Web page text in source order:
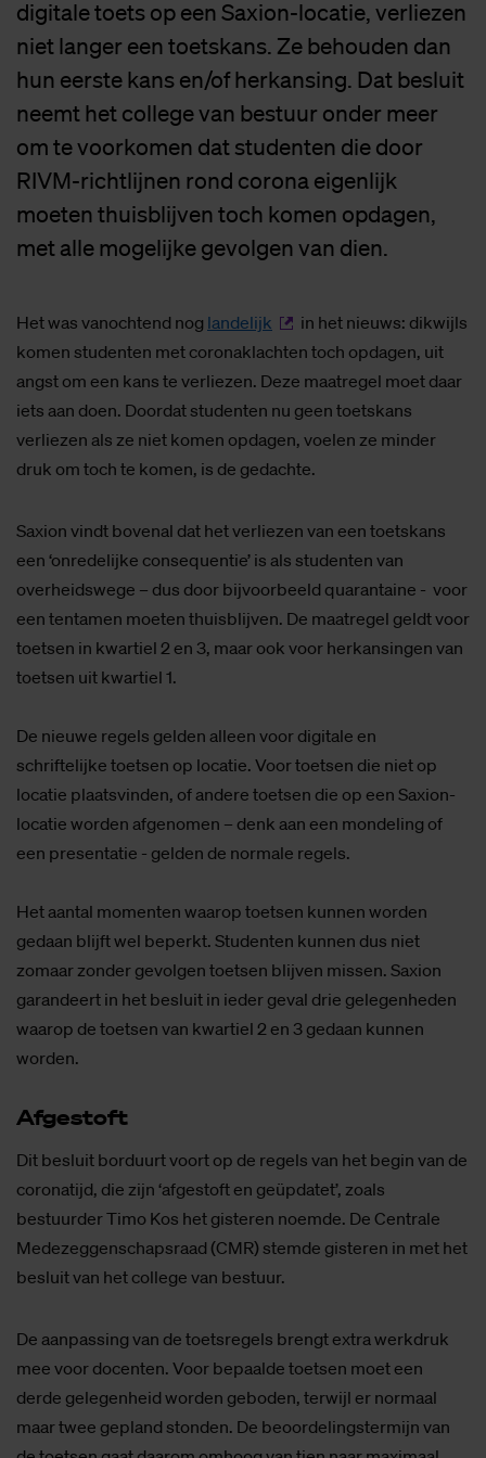
digitale toets op een Saxion-locatie, verliezen
niet langer een toetskans. Ze behouden dan
hun eerste kans en/of herkansing. Dat besluit
neemt het college van bestuur onder meer
om te voorkomen dat studenten die door
RIVM-richtlijnen rond corona eigenlijk
moeten thuisblijven toch komen opdagen,
met alle mogelijke gevolgen van dien.
Het was vanochtend nog landelijk
in het nieuws: dikwijls
komen studenten met coronaklachten toch opdagen, uit
angst om een kans te verliezen. Deze maatregel moet daar
iets aan doen. Doordat studenten nu geen toetskans
verliezen als ze niet komen opdagen, voelen ze minder
druk om toch te komen, is de gedachte.
Saxion vindt bovenal dat het verliezen van een toetskans
een ‘onredelijke consequentie’ is als studenten van
overheidswege – dus door bijvoorbeeld quarantaine - voor
een tentamen moeten thuisblijven. De maatregel geldt voor
toetsen in kwartiel 2 en 3, maar ook voor herkansingen van
toetsen uit kwartiel 1.
De nieuwe regels gelden alleen voor digitale en
schriftelijke toetsen op locatie. Voor toetsen die niet op
locatie plaatsvinden, of andere toetsen die op een Saxion-
locatie worden afgenomen – denk aan een mondeling of
een presentatie - gelden de normale regels.
Het aantal momenten waarop toetsen kunnen worden
gedaan blijft wel beperkt. Studenten kunnen dus niet
zomaar zonder gevolgen toetsen blijven missen. Saxion
garandeert in het besluit in ieder geval drie gelegenheden
waarop de toetsen van kwartiel 2 en 3 gedaan kunnen
worden.
Af­ge­stoft
Dit besluit borduurt voort op de regels van het begin van de
coronatijd, die zijn ‘afgestoft en geüpdatet’, zoals
bestuurder Timo Kos het gisteren noemde. De Centrale
Medezeggenschapsraad (CMR) stemde gisteren in met het
besluit van het college van bestuur.
De aanpassing van de toetsregels brengt extra werkdruk
mee voor docenten. Voor bepaalde toetsen moet een
derde gelegenheid worden geboden, terwijl er normaal
maar twee gepland stonden. De beoordelingstermijn van